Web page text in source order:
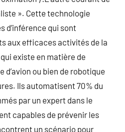
». Cette technologie
d’inférence qui sont
aux efficaces activités de la
existe en matière de
ou bien de robotique
Ils automatisent 70% du
par un expert dans le
capables de prévenir les
un scénario pour